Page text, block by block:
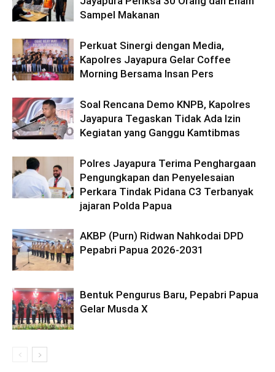
Sampel Makanan
Perkuat Sinergi dengan Media,
Kapolres Jayapura Gelar Coffee
Morning Bersama Insan Pers
Soal Rencana Demo KNPB, Kapolres
Jayapura Tegaskan Tidak Ada Izin
Kegiatan yang Ganggu Kamtibmas
Polres Jayapura Terima Penghargaan
Pengungkapan dan Penyelesaian
Perkara Tindak Pidana C3 Terbanyak
jajaran Polda Papua
AKBP (Purn) Ridwan Nahkodai DPD
Pepabri Papua 2026-2031
Bentuk Pengurus Baru, Pepabri Papua
Gelar Musda X